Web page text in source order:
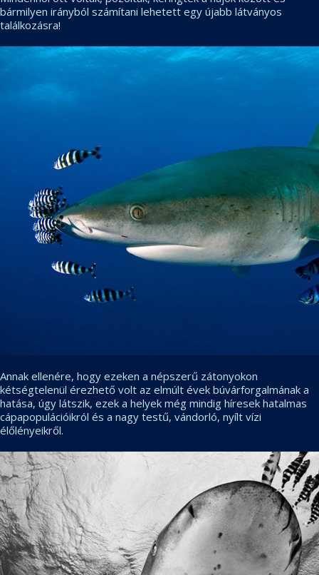
bármilyen irányból számítani lehetett egy újabb látványos
találkozásra!
Annak ellenére, hogy ezeken a népszerű zátonyokon
kétségtelenül érezhető volt az elmúlt évek búvárforgalmának a
hatása, úgy látszik, ezek a helyek még mindig híresek hatalmas
cápapopulációikról és a nagy testű, vándorló, nyílt vízi
élőlényeikről.